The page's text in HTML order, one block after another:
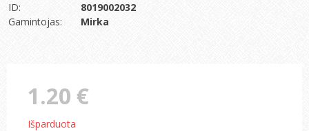
ID:
8019002032
Gamintojas:
Mirka
1.20 €
Išparduota